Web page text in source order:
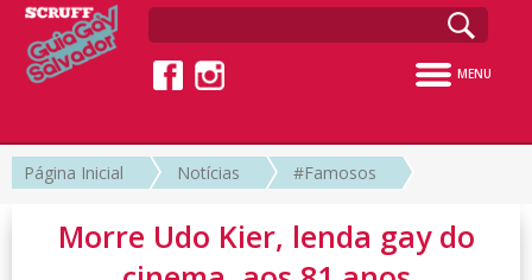
MENU
Página Inicial Notícias #Famosos
Morre Udo Kier, lenda gay do